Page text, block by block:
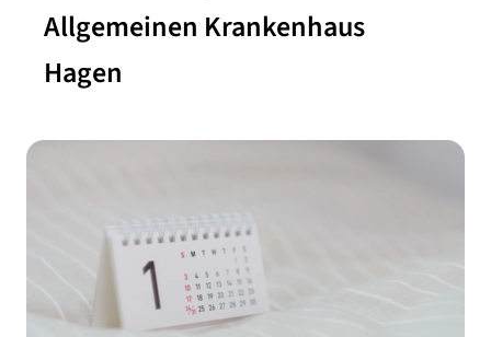
Allgemeinen Krankenhaus
Hagen